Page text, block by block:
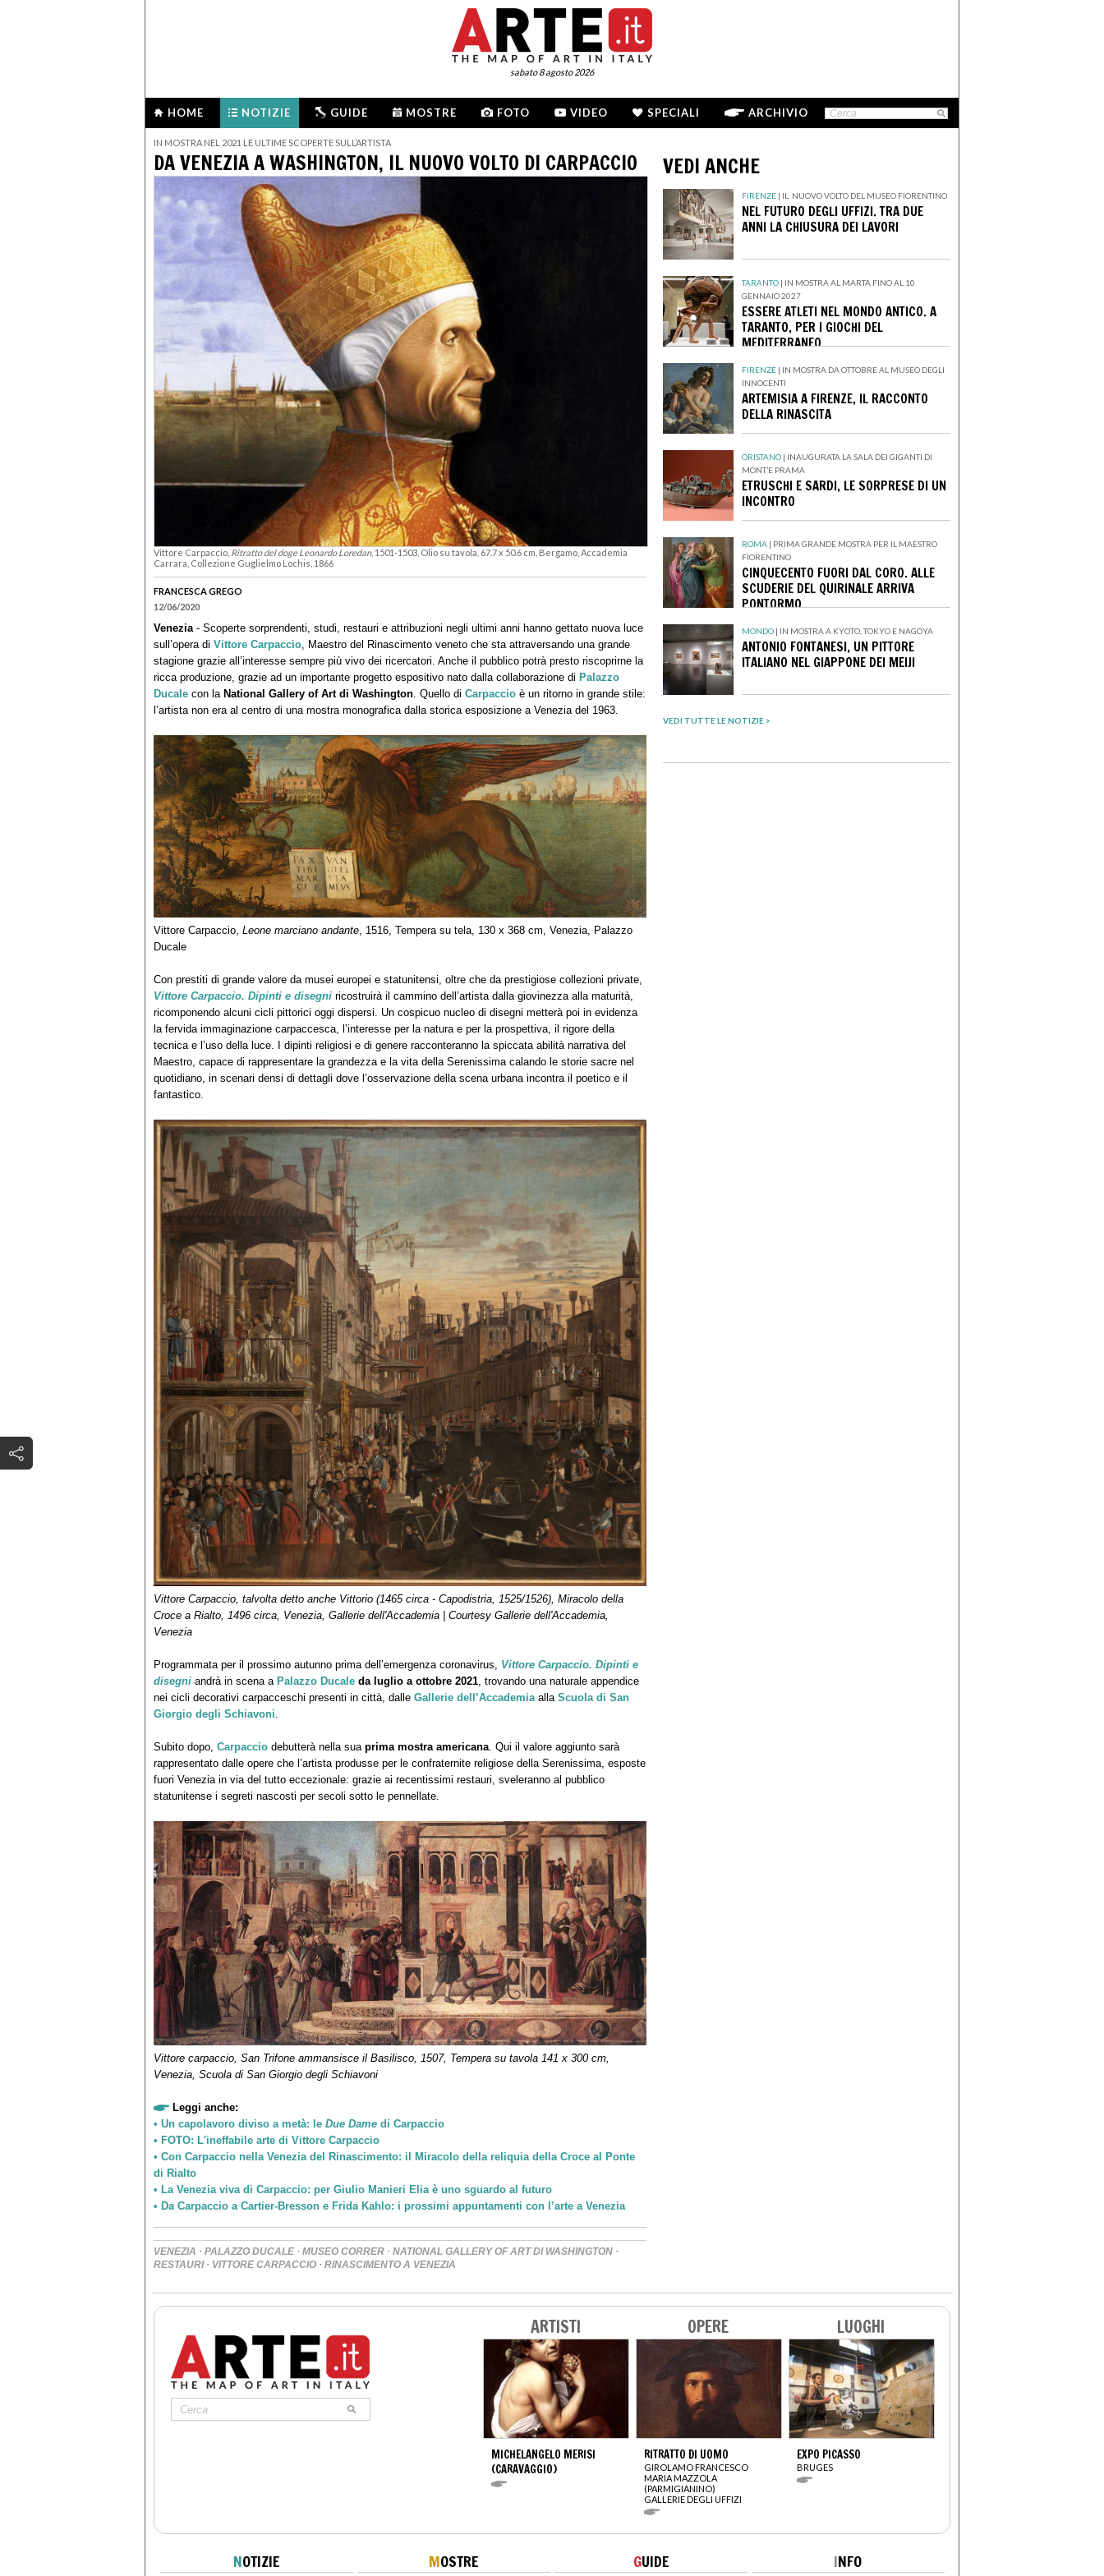
sabato 8 agosto 2026
HOME NOTIZIE GUIDE MOSTRE FOTO VIDEO SPECIALI ARCHIVIO
IN MOSTRA NEL 2021 LE ULTIME SCOPERTE SULL’ARTISTA
DA VENEZIA A WASHINGTON, IL NUOVO VOLTO DI CARPACCIO
Vittore Carpaccio, Ritratto del doge Leonardo Loredan, 1501-1503, Olio su tavola, 67.7 x 50.6 cm, Bergamo, Accademia
Carrara, Collezione Guglielmo Lochis, 1866
FRANCESCA GREGO
12/06/2020
Venezia- Scoperte sorprendenti, studi, restauri e attribuzioni negli ultimi anni hanno gettato nuova luce
sull’opera di Vittore Carpaccio, Maestro del Rinascimento veneto che sta attraversando una grande
stagione grazie all’interesse sempre più vivo dei ricercatori. Anche il pubblico potrà presto riscoprirne la
ricca produzione, grazie ad un importante progetto espositivo nato dalla collaborazione di Palazzo
Ducale con la National Gallery of Art di Washington. Quello di Carpaccio è un ritorno in grande stile:
l’artista non era al centro di una mostra monografica dalla storica esposizione a Venezia del 1963.
Vittore Carpaccio, Leone marciano andante, 1516, Tempera su tela, 130 x 368 cm, Venezia, Palazzo
Ducale
Con prestiti di grande valore da musei europei e statunitensi, oltre che da prestigiose collezioni private,
Vittore Carpaccio. Dipinti e disegni ricostruirà il cammino dell’artista dalla giovinezza alla maturità,
ricomponendo alcuni cicli pittorici oggi dispersi. Un cospicuo nucleo di disegni metterà poi in evidenza
la fervida immaginazione carpaccesca, l’interesse per la natura e per la prospettiva, il rigore della
tecnica e l’uso della luce. I dipinti religiosi e di genere racconteranno la spiccata abilità narrativa del
Maestro, capace di rappresentare la grandezza e la vita della Serenissima calando le storie sacre nel
quotidiano, in scenari densi di dettagli dove l’osservazione della scena urbana incontra il poetico e il
fantastico.
Vittore Carpaccio, talvolta detto anche Vittorio (1465 circa - Capodistria, 1525/1526), Miracolo della
Croce a Rialto, 1496 circa, Venezia, Gallerie dell'Accademia | Courtesy Gallerie dell'Accademia,
Venezia
Programmata per il prossimo autunno prima dell’emergenza coronavirus, Vittore Carpaccio. Dipinti e
disegni andrà in scena a Palazzo Ducale da luglio a ottobre 2021, trovando una naturale appendice
nei cicli decorativi carpacceschi presenti in città, dalle Gallerie dell’Accademiaalla Scuola di San
Giorgio degli Schiavoni.
Subito dopo, Carpaccio debutterà nella sua prima mostra americana. Qui il valore aggiunto sarà
rappresentato dalle opere che l’artista produsse per le confraternite religiose della Serenissima, esposte
fuori Venezia in via del tutto eccezionale: grazie ai recentissimi restauri, sveleranno al pubblico
statunitense i segreti nascosti per secoli sotto le pennellate.
Vittore carpaccio, San Trifone ammansisce il Basilisco, 1507, Tempera su tavola 141 x 300 cm,
Venezia, Scuola di San Giorgio degli Schiavoni
Leggi anche:
• Un capolavoro diviso a metà: le Due Dame di Carpaccio
• FOTO: L'ineffabile arte di Vittore Carpaccio
• Con Carpaccio nella Venezia del Rinascimento: il Miracolo della reliquia della Croce al Ponte
di Rialto
• La Venezia viva di Carpaccio: per Giulio Manieri Elia è uno sguardo al futuro
• Da Carpaccio a Cartier-Bresson e Frida Kahlo: i prossimi appuntamenti con l’arte a Venezia
VENEZIA · PALAZZO DUCALE · MUSEO CORRER · NATIONAL GALLERY OF ART DI WASHINGTON ·
RESTAURI· VITTORE CARPACCIO · RINASCIMENTO A VENEZIA
VEDI ANCHE
FIRENZE | IL NUOVO VOLTO DEL MUSEO FIORENTINO
NEL FUTURO DEGLI UFFIZI. TRA DUE
ANNI LA CHIUSURA DEI LAVORI
TARANTO | IN MOSTRA AL MARTA FINO AL 10
GENNAIO 2027
ESSERE ATLETI NEL MONDO ANTICO. A
TARANTO, PER I GIOCHI DEL
MEDITERRANEO
FIRENZE | IN MOSTRA DA OTTOBRE AL MUSEO DEGLI
INNOCENTI
ARTEMISIA A FIRENZE, IL RACCONTO
DELLA RINASCITA
ORISTANO | INAUGURATA LA SALA DEI GIGANTI DI
MONT’E PRAMA
ETRUSCHI E SARDI, LE SORPRESE DI UN
INCONTRO
ROMA | PRIMA GRANDE MOSTRA PER IL MAESTRO
FIORENTINO
CINQUECENTO FUORI DAL CORO. ALLE
SCUDERIE DEL QUIRINALE ARRIVA
PONTORMO
MONDO | IN MOSTRA A KYOTO, TOKYO E NAGOYA
ANTONIO FONTANESI, UN PITTORE
ITALIANO NEL GIAPPONE DEI MEIJI
VEDI TUTTE LE NOTIZIE >
ARTISTI
MICHELANGELO MERISI
(CARAVAGGIO)
OPERE
RITRATTO DI UOMO
GIROLAMO FRANCESCO
MARIA MAZZOLA
(PARMIGIANINO)
GALLERIE DEGLI UFFIZI
LUOGHI
EXPO PICASSO
BRUGES
NOTIZIE MOSTRE GUIDE INFO